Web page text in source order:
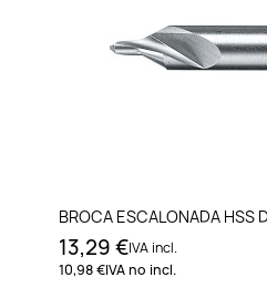
BROCA ESCALONADA HSS
13,29 €IVA incl.
10,98 €IVA no incl.